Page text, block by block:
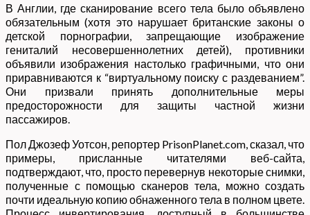
В Англии, где сканирование всего тела было объявлено
обязательным (хотя это нарушает британские законы о
детской порнографии, запрещающие изображение
гениталий несовершеннолетних детей), противники
объявили изображения настолько графичными, что они
приравниваются к “виртуальному поиску с раздеванием”.
Они призвали принять дополнительные меры
предосторожности для защиты частной жизни
пассажиров.
Пол Джозеф Уотсон, репортер PrisonPlanet.com, сказал, что
примеры, присланные читателями веб-сайта,
подтверждают, что, просто перевернув некоторые снимки,
полученные с помощью сканеров тела, можно создать
почти идеальную копию обнаженного тела в полном цвете.